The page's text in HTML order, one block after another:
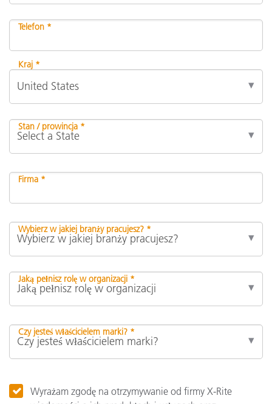
Telefon *
Kraj *
Stan / prowincja *
Firma *
Wybierz w jakiej branży pracujesz? *
Jaką pełnisz rolę w organizacji *
Czy jesteś właścicielem marki? *
Wyrażam zgodę na otrzymywanie od firmy X-Rite